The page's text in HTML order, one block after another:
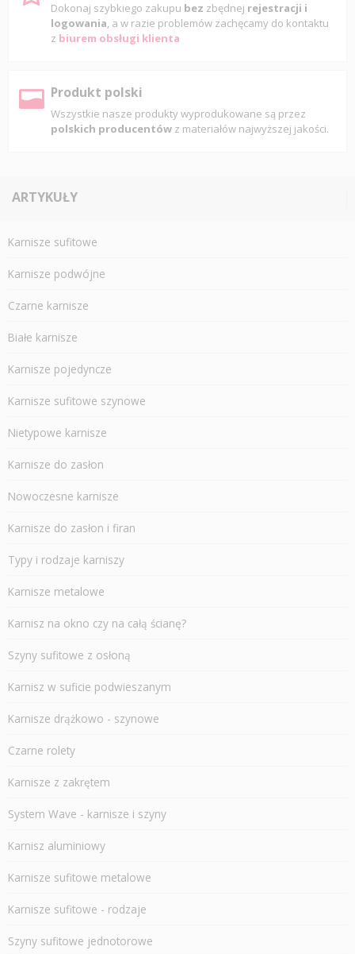
Dokonaj szybkiego zakupu bez zbędnej rejestracji i
logowania, a w razie problemów zachęcamy do kontaktu
z biurem obsługi klienta
Produkt polski
Wszystkie nasze produkty wyprodukowane są przez
polskich producentów z materiałów najwyższej jakości.
ARTYKUŁY
Karnisze sufitowe
Karnisze podwójne
Czarne karnisze
Białe karnisze
Karnisze pojedyncze
Karnisze sufitowe szynowe
Nietypowe karnisze
Karnisze do zasłon
Nowoczesne karnisze
Karnisze do zasłon i firan
Typy i rodzaje karniszy
Karnisze metalowe
Karnisz na okno czy na całą ścianę?
Szyny sufitowe z osłoną
Karnisz w suficie podwieszanym
Karnisze drążkowo - szynowe
Czarne rolety
Karnisze z zakrętem
System Wave - karnisze i szyny
Karnisz aluminiowy
Karnisze sufitowe metalowe
Karnisze sufitowe - rodzaje
Szyny sufitowe jednotorowe